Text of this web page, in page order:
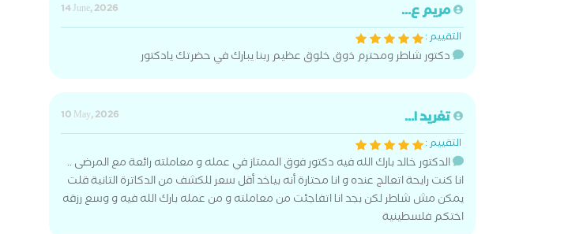
مريم ع...
14 June, 2026
التقييم :
دكتور شاطر ومحترم ذوق خلوق عظيم ربنا يبارك في حضرتك يادكتور
تغريد ا...
10 May, 2026
التقييم :
الدكتور خالد بارك الله فيه دكتور فوق الممتاز في عمله و معاملته رائعة مع المرضى ..
انا كنت رايحة اتعالج عنده و انا محتارة أنه بياخد أقل سعر للكشف من الدكاترة التانية قلت
يمكن مش شاطر لكن بجد انا اتفاجئت من معاملته و من عمله بارك الله فيه و وسع رزقه
اختكم فلسطينية